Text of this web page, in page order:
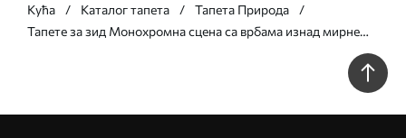
Кућа Каталог тапета
Тапета Природа
Тапете за зид Монохромна сцена са врбама изнад мирне